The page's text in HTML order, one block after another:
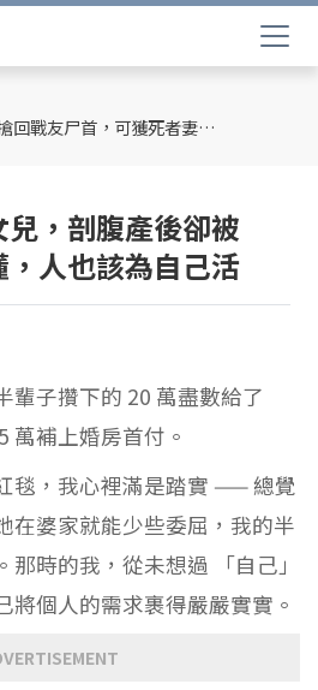
蒙古騎兵有一傳統規矩：若搶回戰友尸首，可獲死者妻妾和全部牲畜
，剖腹產後卻被
人也該為自己活
輩子攢下的 20 萬盡數給了
萬補上婚房首付。
毯，我心裡滿是踏實 —— 總覺
在婆家就能少些委屈，我的半
時的我，從未想過 「自己」
將個人的需求裹得嚴嚴實實。